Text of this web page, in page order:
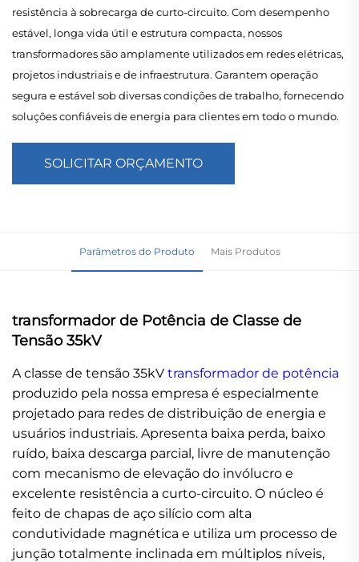
resistência à sobrecarga de curto-circuito. Com desempenho
estável, longa vida útil e estrutura compacta, nossos
transformadores são amplamente utilizados em redes elétricas,
projetos industriais e de infraestrutura. Garantem operação
segura e estável sob diversas condições de trabalho, fornecendo
soluções confiáveis de energia para clientes em todo o mundo.
SOLICITAR ORÇAMENTO
Parâmetros do Produto Mais Produtos
transformador de Potência de Classe de
Tensão 35kV
A classe de tensão 35kV transformador de potência
produzido pela nossa empresa é especialmente
projetado para redes de distribuição de energia e
usuários industriais. Apresenta baixa perda, baixo
ruído, baixa descarga parcial, livre de manutenção
com mecanismo de elevação do invólucro e
excelente resistência a curto-circuito. O núcleo é
feito de chapas de aço silício com alta
condutividade magnética e utiliza um processo de
junção totalmente inclinada em múltiplos níveis,